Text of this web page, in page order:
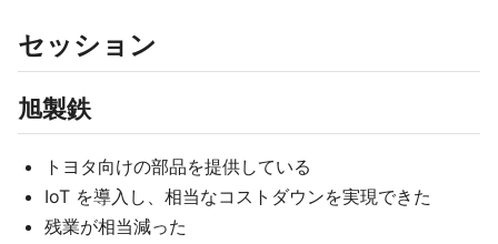
セッション
旭製鉄
トヨタ向けの部品を提供している
IoT を導入し、相当なコストダウンを実現できた
残業が相当減った